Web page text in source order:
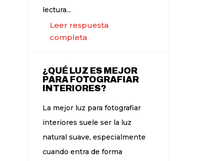
lectura...
Leer respuesta
completa
¿QUÉ LUZ ES MEJOR
PARA FOTOGRAFIAR
INTERIORES?
La mejor luz para fotografiar
interiores suele ser la luz
natural suave, especialmente
cuando entra de forma